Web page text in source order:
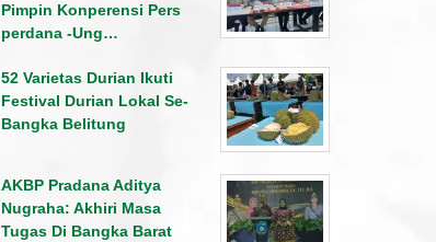
Pimpin Konperensi Pers
perdana -Ung…
52 Varietas Durian Ikuti
Festival Durian Lokal Se-
Bangka Belitung
AKBP Pradana Aditya
Nugraha: Akhiri Masa
Tugas Di Bangka Barat